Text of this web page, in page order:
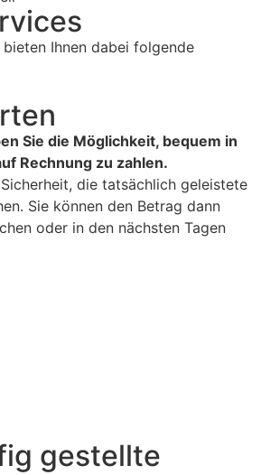
Ihnen dabei folgende
Sie die Möglichkeit, bequem in
Rechnung zu zahlen.
die tatsächlich geleistete
Sie können den Betrag dann
oder in den nächsten Tagen
gestellte